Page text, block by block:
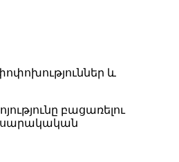
և
բացառելու